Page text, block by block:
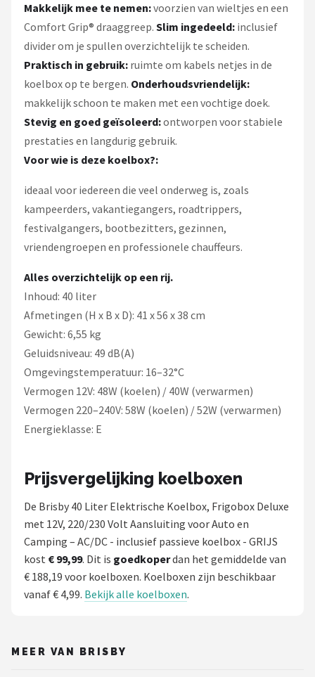
Makkelijk mee te nemen:voorzien van wieltjes en een
Comfort Grip® draaggreep. Slim ingedeeld: inclusief
divider om je spullen overzichtelijk te scheiden.
Praktisch in gebruik: ruimte om kabels netjes in de
koelbox op te bergen. Onderhoudsvriendelijk:
makkelijk schoon te maken met een vochtige doek.
Stevig en goed geïsoleerd:ontworpen voor stabiele
prestaties en langdurig gebruik.
Voor wie is deze koelbox?:
ideaal voor iedereen die veel onderweg is, zoals
kampeerders, vakantiegangers, roadtrippers,
festivalgangers, bootbezitters, gezinnen,
vriendengroepen en professionele chauffeurs.
Alles overzichtelijk op een rij.
Inhoud: 40 liter
Afmetingen (H x B x D): 41 x 56 x 38 cm
Gewicht: 6,55 kg
Geluidsniveau: 49 dB(A)
Omgevingstemperatuur: 16–32°C
Vermogen 12V: 48W (koelen) / 40W (verwarmen)
Vermogen 220–240V: 58W (koelen) / 52W (verwarmen)
Energieklasse: E
Prijsvergelijking koelboxen
De Brisby 40 Liter Elektrische Koelbox, Frigobox Deluxe
met 12V, 220/230 Volt Aansluiting voor Auto en
Camping – AC/DC - inclusief passieve koelbox - GRIJS
kost € 99,99. Dit is goedkoperdan het gemiddelde van
€ 188,19 voor koelboxen. Koelboxen zijn beschikbaar
vanaf € 4,99. Bekijk alle koelboxen.
MEER VAN BRISBY